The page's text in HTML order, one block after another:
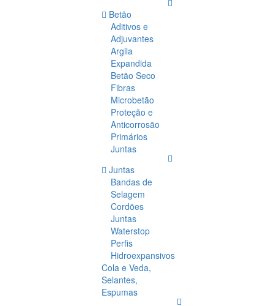
Betão
Aditivos e
Adjuvantes
Argila
Expandida
Betão Seco
Fibras
Microbetão
Proteção e
Anticorrosão
Primários
Juntas
Juntas
Bandas de
Selagem
Cordões
Juntas
Waterstop
Perfis
Hidroexpansivos
Cola e Veda,
Selantes,
Espumas